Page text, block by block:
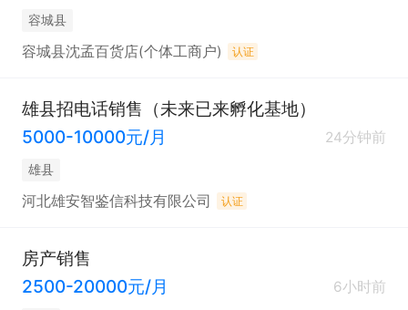
容城县
容城县沈孟百货店(个体工商户) 认证
雄县招电话销售（未来已来孵化基地）
5000-10000元/月
24分钟前
雄县
河北雄安智鉴信科技有限公司 认证
房产销售
2500-20000元/月
6小时前